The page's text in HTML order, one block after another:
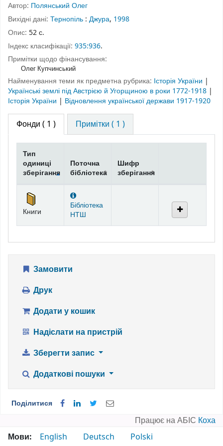
Автор: Полянський Олег
Вихідні дані: Тернопіль : Джура, 1998
Опис: 52 с.
Індекс класифікації: 935:936.
Примітки щодо фінансування:
Олег Купчинський
Найменування теми як предметна рубрика: Історія України |
Українські землі під Австрією й Угорщиною в роки 1772-1918 |
Історія України | Відновлення української держави 1917-1920
Фонди ( 1 ) Примітки ( 1 )
Фонди
Тип
одиниці
зберігання
Поточна
бібліотека
Шифр
зберігання
Книги
Бібліотека
НТШ
Замовити
Друк
Додати у кошик
Надіслати на пристрій
Зберегти запис
Додаткові пошуки
Поділитися
Працює на АБІС Коха
Мови:
English Deutsch Polski